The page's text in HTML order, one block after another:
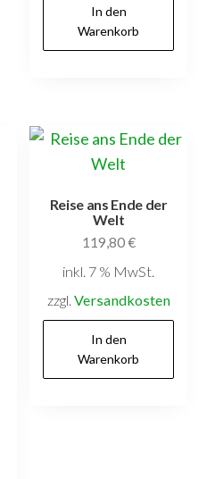
In den
Warenkorb
Reise ans Ende der
Welt
119,80€
inkl. 7 % MwSt.
zzgl. Versandkosten
In den
Warenkorb